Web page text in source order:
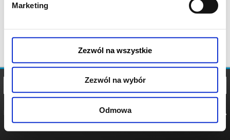
Marketing
Zezwól na wszystkie
Zezwól na wybór
Odmowa
POLITYKA
POLITYKA